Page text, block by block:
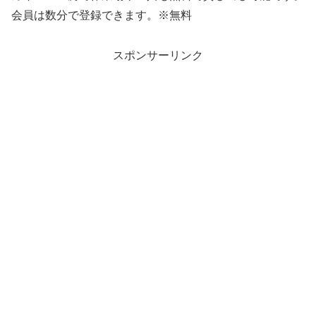
会員は数分で登録できます。※無料
スポンサーリンク